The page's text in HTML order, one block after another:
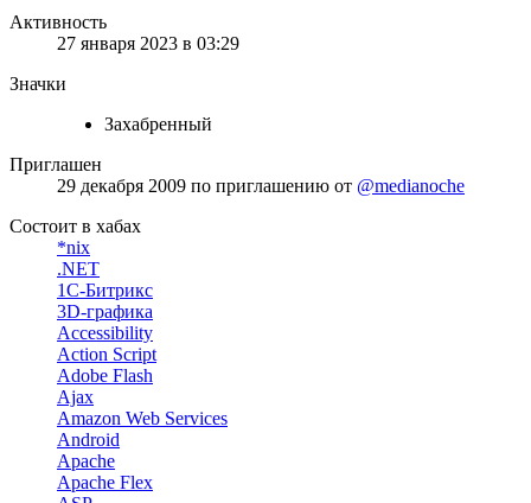
Активность
27 января 2023 в 03:29
Значки
Захабренный
Приглашен
29 декабря 2009 по приглашению от @medianoche
Состоит в хабах
*nix
.NET
1С-Битрикс
3D-графика
Accessibility
Action Script
Adobe Flash
Ajax
Amazon Web Services
Android
Apache
Apache Flex